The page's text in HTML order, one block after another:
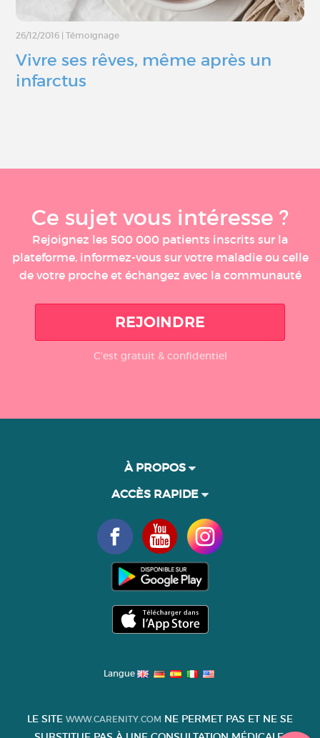
26/12/2016 Témoignage
Vivre ses rêves, même après un
infarctus
Ce sujet vous intéresse ?
Rejoignez les 500 000 patients inscrits sur la
plateforme, informez-vous sur votre maladie ou celle
de votre proche et échangez avec la communauté
REJOINDRE
C'est gratuit & confidentiel
À PROPOS
ACCÈS RAPIDE
Langue
LE SITE WWW.CARENITY.COM NE PERMET PAS ET NE SE